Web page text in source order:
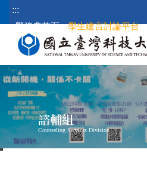
跳
到
內
容
區
塊
:::
學務處首頁
學生建言討論平台
輔組
Services Division